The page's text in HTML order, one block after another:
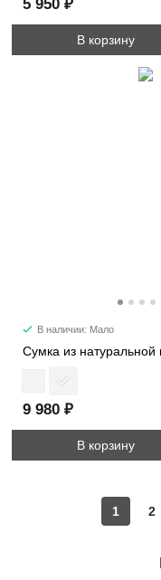
5 950 ₽
В корзину
В наличии: Мало
9 980 ₽
В корзину
1 2